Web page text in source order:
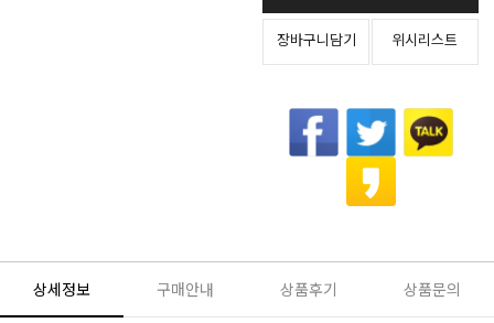
장바구니담기 위시리스트
상세정보 구매안내 상품후기 상품문의